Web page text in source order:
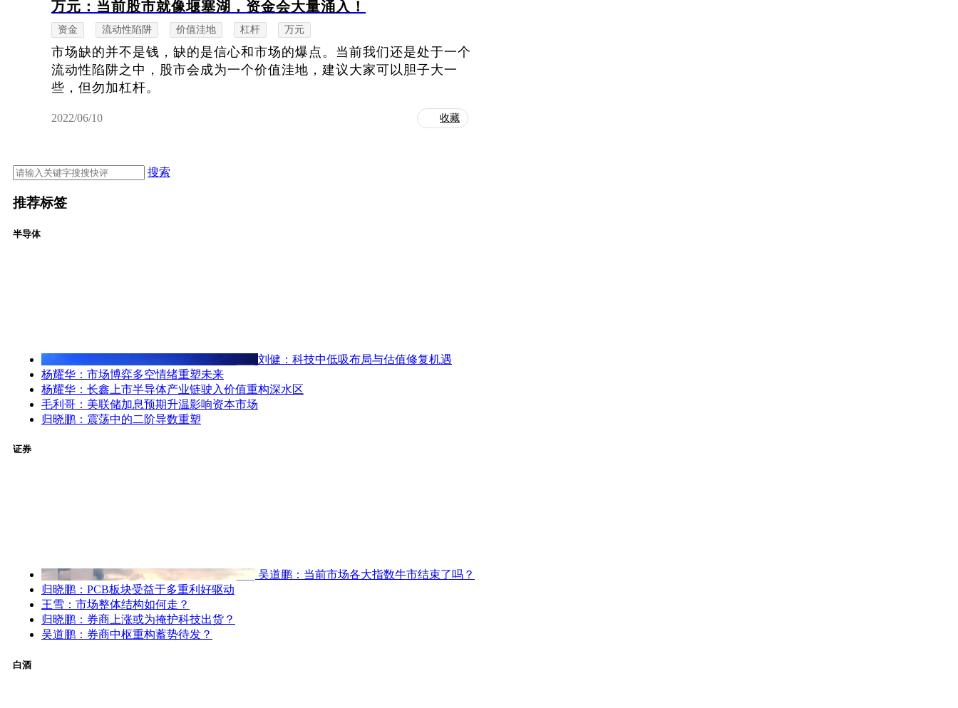
万元：当前股市就像堰塞湖，资金会大量涌入！
资金 流动性陷阱 价值洼地 杠杆 万元
市场缺的并不是钱，缺的是信心和市场的爆点。当前我们还是处于一个
流动性陷阱之中，股市会成为一个价值洼地，建议大家可以胆子大一
些，但勿加杠杆。
2022/06/10 收藏
搜索
推荐标签
半导体
刘健：科技中低吸布局与估值修复机遇
杨耀华：市场博弈多空情绪重塑未来
杨耀华：长鑫上市半导体产业链驶入价值重构深水区
毛利哥：美联储加息预期升温影响资本市场
归晓鹏：震荡中的二阶导数重塑
证券
吴道鹏：当前市场各大指数牛市结束了吗？
归晓鹏：PCB板块受益于多重利好驱动
王雪：市场整体结构如何走？
归晓鹏：券商上涨或为掩护科技出货？
吴道鹏：券商中枢重构蓄势待发？
白酒